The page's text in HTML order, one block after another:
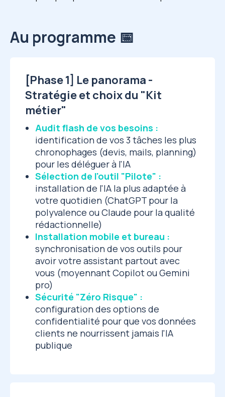
Au programme 📅
[Phase 1] Le panorama -
Stratégie et choix du "Kit
métier"
Audit flash de vos besoins :
identification de vos 3 tâches les plus
chronophages (devis, mails, planning)
pour les déléguer à l'IA
Sélection de l'outil "Pilote" :
installation de l'IA la plus adaptée à
votre quotidien (ChatGPT pour la
polyvalence ou Claude pour la qualité
rédactionnelle)
Installation mobile et bureau :
synchronisation de vos outils pour
avoir votre assistant partout avec
vous (moyennant Copilot ou Gemini
pro)
Sécurité "Zéro Risque" :
configuration des options de
confidentialité pour que vos données
clients ne nourrissent jamais l'IA
publique